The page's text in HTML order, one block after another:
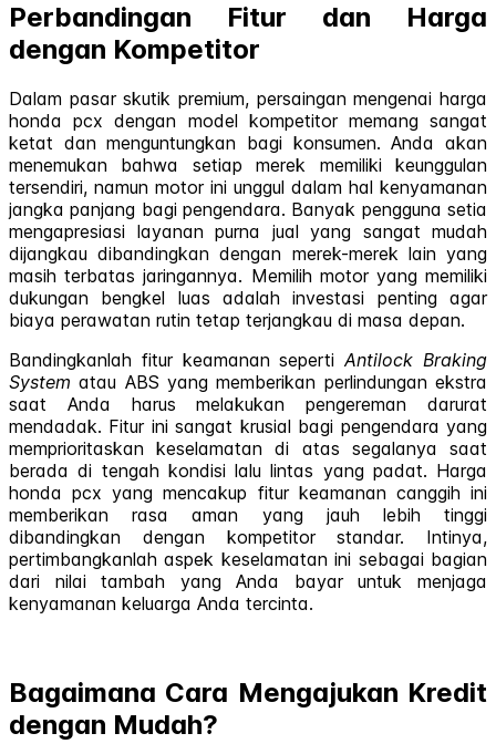
Perbandingan Fitur dan Harga
dengan Kompetitor
Dalam pasar skutik premium, persaingan mengenai harga
honda pcx dengan model kompetitor memang sangat
ketat dan menguntungkan bagi konsumen. Anda akan
menemukan bahwa setiap merek memiliki keunggulan
tersendiri, namun motor ini unggul dalam hal kenyamanan
jangka panjang bagi pengendara. Banyak pengguna setia
mengapresiasi layanan purna jual yang sangat mudah
dijangkau dibandingkan dengan merek-merek lain yang
masih terbatas jaringannya. Memilih motor yang memiliki
dukungan bengkel luas adalah investasi penting agar
biaya perawatan rutin tetap terjangkau di masa depan.
Bandingkanlah fitur keamanan sepertiAntilock Braking
System atau ABS yang memberikan perlindungan ekstra
saat Anda harus melakukan pengereman darurat
mendadak. Fitur ini sangat krusial bagi pengendara yang
memprioritaskan keselamatan di atas segalanya saat
berada di tengah kondisi lalu lintas yang padat. Harga
honda pcx yang mencakup fitur keamanan canggih ini
memberikan rasa aman yang jauh lebih tinggi
dibandingkan dengan kompetitor standar. Intinya,
pertimbangkanlah aspek keselamatan ini sebagai bagian
dari nilai tambah yang Anda bayar untuk menjaga
kenyamanan keluarga Anda tercinta.
Bagaimana Cara Mengajukan Kredit
dengan Mudah?